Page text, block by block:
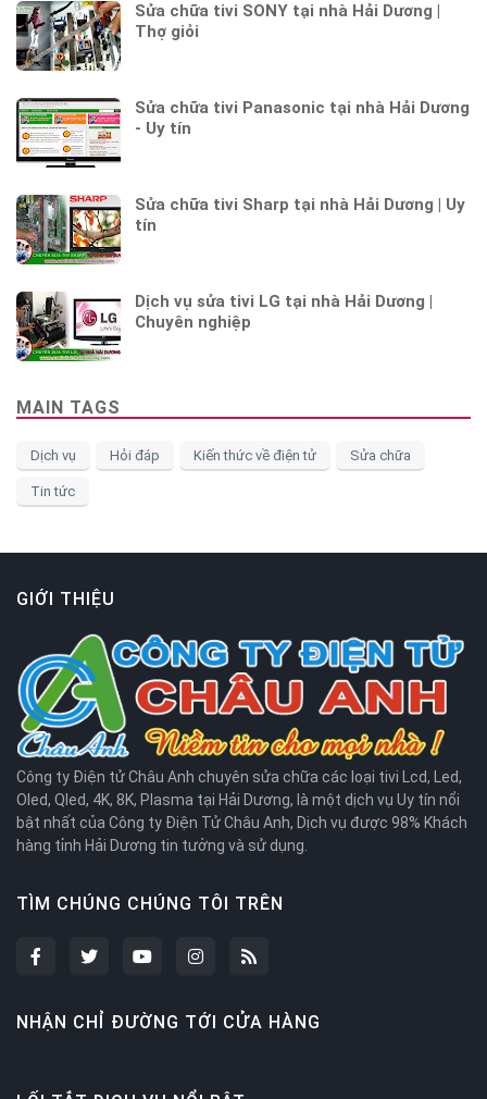
Sửa chữa tivi SONY tại nhà Hải Dương |
Thợ giỏi
Sửa chữa tivi Panasonic tại nhà Hải Dương
- Uy tín
Sửa chữa tivi Sharp tại nhà Hải Dương | Uy
tín
Dịch vụ sửa tivi LG tại nhà Hải Dương |
Chuyên nghiệp
MAIN TAGS
Dịch vụ Hỏi đáp Kiến thức về điện tử Sửa chữa
Tin tức
GIỚI THIỆU
Công ty Điện tử Châu Anh chuyên sửa chữa các loại tivi Lcd, Led,
Oled, Qled, 4K, 8K, Plasma tại Hải Dương, là một dịch vụ Uy tín nổi
bật nhất của Công ty Điện Tử Châu Anh, Dịch vụ được 98% Khách
hàng tỉnh Hải Dương tin tưởng và sử dụng.
TÌM CHÚNG CHÚNG TÔI TRÊN
NHẬN CHỈ ĐƯỜNG TỚI CỬA HÀNG